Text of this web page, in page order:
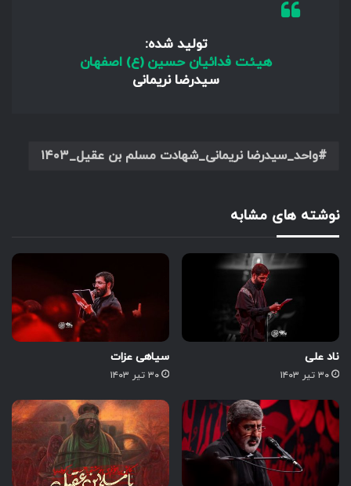
تولید شده:
هیئت فدائیان حسین (ع) اصفهان
سیدرضا نریمانی
واحد_سیدرضا نریمانی_شهادت مسلم بن عقیل_۱۴۰۳
نوشته های مشابه
ناد علی
۳۰ تیر ۱۴۰۳
سیاهی عزات
۳۰ تیر ۱۴۰۳